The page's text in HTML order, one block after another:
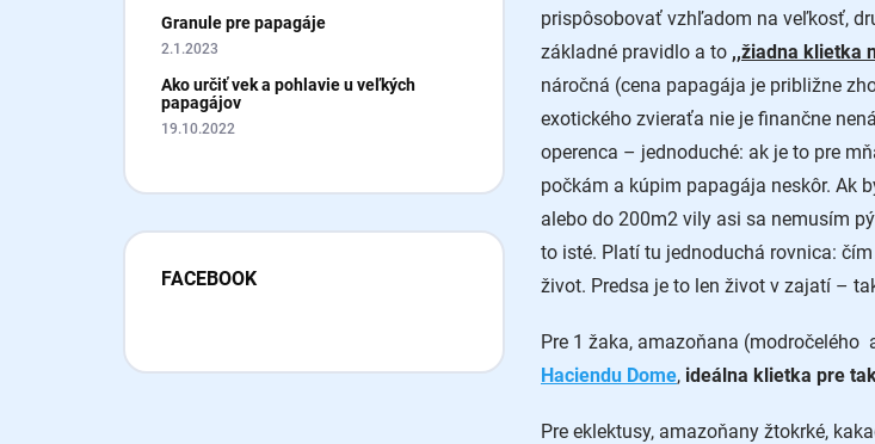
Granule pre papagáje
2.1.2023
Ako určiť vek a pohlavie u veľkých
papagájov
19.10.2022
FACEBOOK
prispôsobovať vzhľadom na veľkosť,
základné pravidlo a to ,,žiadna klietka
náročná (cena papagája je približne
exotického zvieraťa nie je finančne
operenca – jednoduché: ak je to pre
počkám a kúpim papagája neskôr. Ak
alebo do 200m2 vily asi sa nemusím
to isté. Platí tu jednoduchá rovnica:
život. Predsa je to len život v zajatí –
Pre 1 žaka, amazoňana (modročelého
Haciendu Dome, ideálna klietka pre
Pre eklektusy, amazoňany žtokrké,